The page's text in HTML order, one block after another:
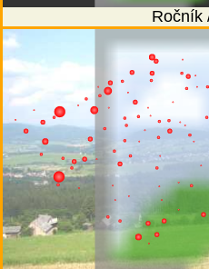
Ročník